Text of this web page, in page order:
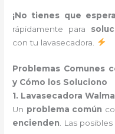
¡No tienes que
rápidamente para
con tu lavasecadora.
Problemas Comunes
y Cómo los Soluciono
1. Lavasecadora
Un problema común
encienden. Las